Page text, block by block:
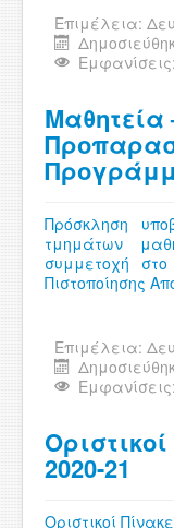
Επιμέλεια:
Μαθητεία
Πρόσκληση
τμημάτων
συμμετοχή
Πιστοποίησης
Επιμέλεια:
2020-21
Οριστικοί